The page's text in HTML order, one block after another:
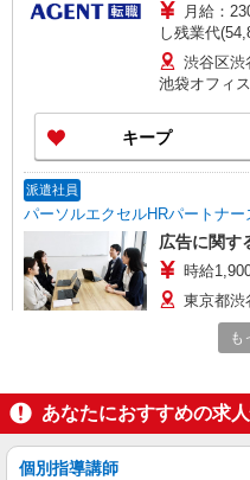
月給：
し残業代
定年収はあ
じて上下する可能
＞ 年収500
年収420万円
年収350万円
渋谷区渋
池袋オフィ
ラウンドク
秋葉原1-1
ご希望の拠
キープ
派遣社員
パーソルエクセルHRパートナー
広告に関す
時給
東京都渋
正社員
株式会社グラスト
営業職（
も
あなたにおすすめの求
個別指導講師